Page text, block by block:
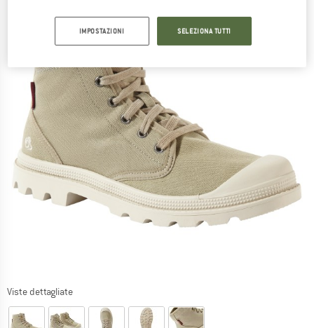
Viste dettagliate
IMPOSTAZIONI SELEZIONA TUTTI